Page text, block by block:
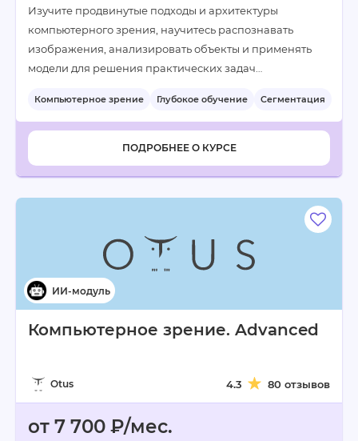
Изучите продвинутые подходы и архитектуры
компьютерного зрения, научитесь распознавать
изображения, анализировать объекты и применять
модели для решения практических задач…
Компьютерное зрение Глубокое обучение
Сегментация
+5
ПОДРОБНЕЕ О КУРСЕ
Компьютерное зрение. Advanced
Otus 4.3 80 отзывов
от 7 700 ₽/мес.